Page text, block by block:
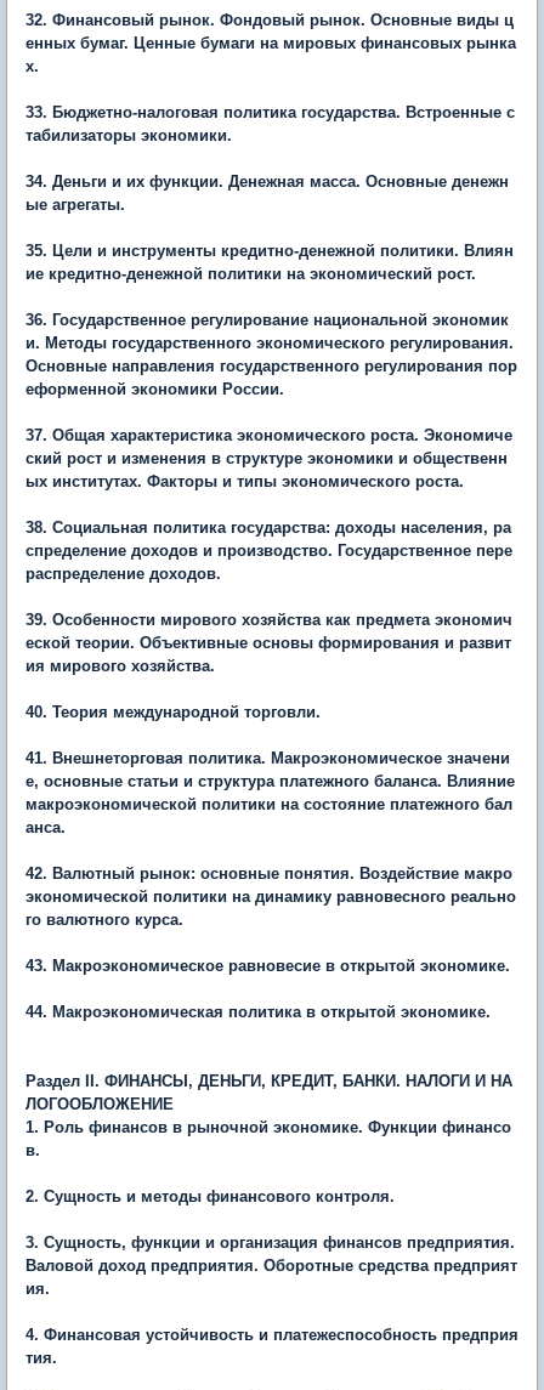
32. Финансовый рынок. Фондовый рынок. Основные виды ц
енных бумаг. Ценные бумаги на мировых финансовых рынка
х.
33. Бюджетно-налоговая политика государства. Встроенные с
табилизаторы экономики.
34. Деньги и их функции. Денежная масса. Основные денежн
ые агрегаты.
35. Цели и инструменты кредитно-денежной политики. Влиян
ие кредитно-денежной политики на экономический рост.
36. Государственное регулирование национальной экономик
и. Методы государственного экономического регулирования.
Основные направления государственного регулирования пор
еформенной экономики России.
37. Общая характеристика экономического роста. Экономиче
ский рост и изменения в структуре экономики и общественн
ых институтах. Факторы и типы экономического роста.
38. Социальная политика государства: доходы населения, ра
спределение доходов и производство. Государственное пере
распределение доходов.
39. Особенности мирового хозяйства как предмета экономич
еской теории. Объективные основы формирования и развит
ия мирового хозяйства.
40. Теория международной торговли.
41. Внешнеторговая политика. Макроэкономическое значени
е, основные статьи и структура платежного баланса. Влияние
макроэкономической политики на состояние платежного бал
анса.
42. Валютный рынок: основные понятия. Воздействие макро
экономической политики на динамику равновесного реально
го валютного курса.
43. Макроэкономическое равновесие в открытой экономике.
44. Макроэкономическая политика в открытой экономике.
Раздел
II. ФИНАНСЫ, ДЕНЬГИ, КРЕДИТ, БАНКИ. НАЛОГИ И НА
ЛОГООБЛОЖЕНИЕ
1. Роль финансов в рыночной экономике. Функции финансо
в.
2. Сущность и методы финансового контроля.
3. Сущность, функции и организация финансов предприятия.
Валовой доход предприятия. Оборотные средства предприят
ия.
4. Финансовая устойчивость и платежеспособность предприя
тия.